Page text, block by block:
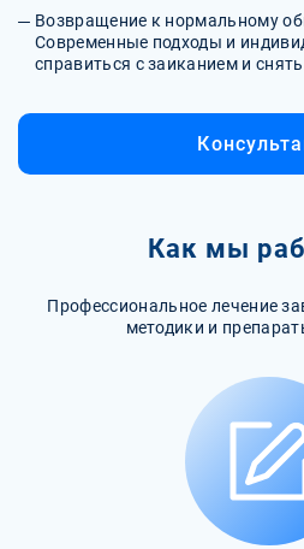
Возвращение к нормальному
Современные подходы и
справиться с заиканием и
Как мы
Профессиональное лечение
методики и